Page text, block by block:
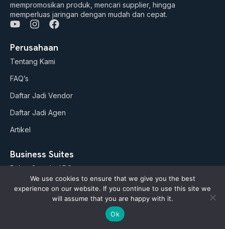
mempromosikan produk, mencari supplier, hingga
memperluas jaringan dengan mudah dan cepat.
Y
u
t
u
b
e
I
s
t
a
a
F
c
e
b
k
Perusahaan
Tentang Kami
FAQ’s
Daftar Jadi Vendor
Daftar Jadi Agen
Artikel
Business Suites
Paket Google ADS
AI Studio (soon)
We use cookies to ensure that we give you the best
experience on our website. If you continue to use this site we
will assume that you are happy with it.
Ok